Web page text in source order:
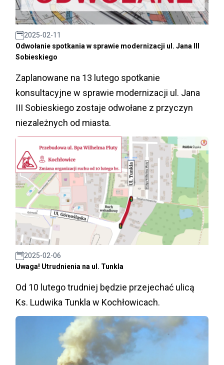
2025-02-11
Odwołanie spotkania w sprawie modernizacji ul. Jana III
Sobieskiego
Zaplanowane na 13 lutego spotkanie
konsultacyjne w sprawie modernizacji ul. Jana
III Sobieskiego zostaje odwołane z przyczyn
niezależnych od miasta.
2025-02-06
Uwaga! Utrudnienia na ul. Tunkla
Od 10 lutego trudniej będzie przejechać ulicą
Ks. Ludwika Tunkla w Kochłowicach.